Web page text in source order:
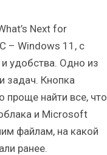
Next for
– Windows 11, с
удобства. Одно из
задач. Кнопка
проще найти все, что
и Microsoft
файлам, на какой
ранее.
ИБП
ИБП в депрессии?
Часть II.